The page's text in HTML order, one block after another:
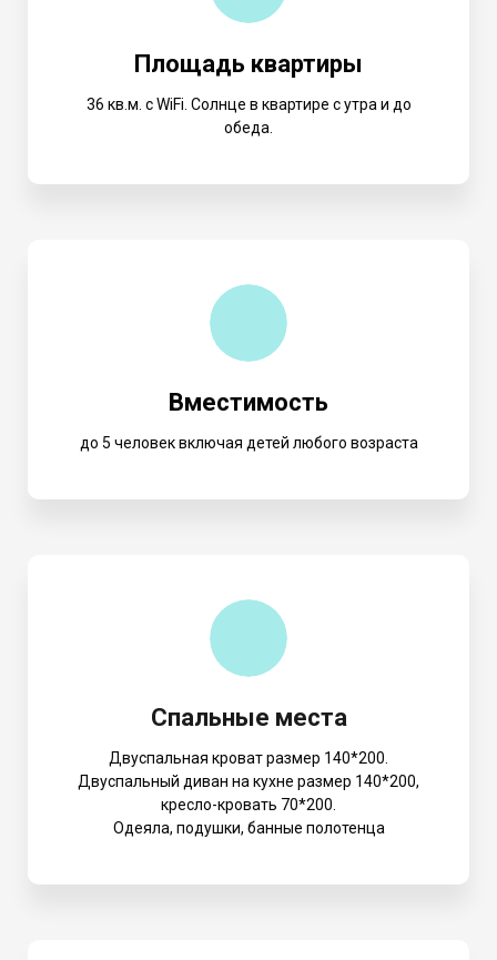
Площадь квартиры
36 кв.м. с WiFi. Солнце в квартире с утра и до
обеда.
Вместимость
до 5 человек включая детей любого возраста
Спальные места
Двуспальная кроват размер 140*200.
Двуспальный диван на кухне размер 140*200,
кресло-кровать 70*200.
Одеяла, подушки, банные полотенца